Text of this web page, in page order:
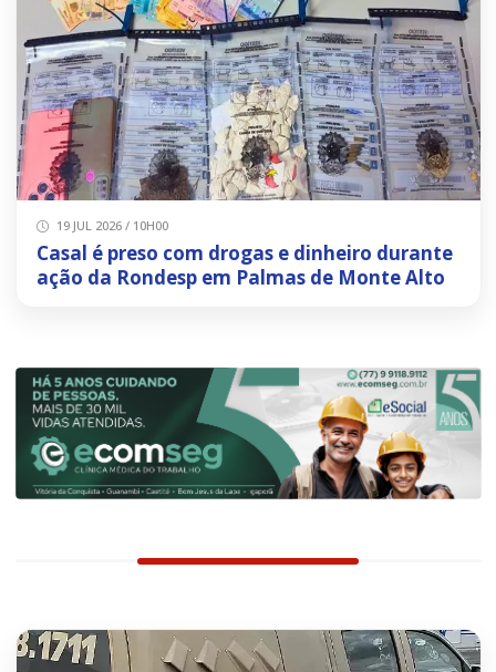
19 JUL 2026 / 10H00
Casal é preso com drogas e dinheiro durante
ação da Rondesp em Palmas de Monte Alto